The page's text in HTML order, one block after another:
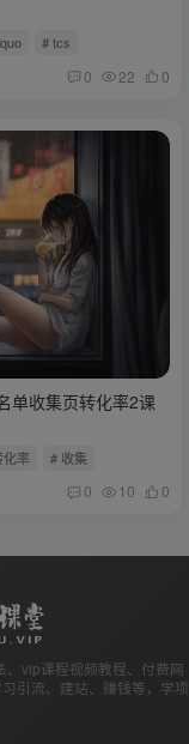
# tcs
0 22 0
单收集页转化率2课
化率 # 收集
0 10 0
、vip课程视频教程、付费网
引流、建站、赚钱等，学项